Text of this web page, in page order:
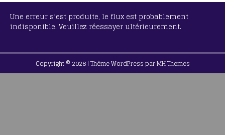
Une erreur s’est produite, le flux est probablement
indisponible. Veuillez réessayer ultérieurement.
Copyright © 2026 | Thème WordPress parMH Themes